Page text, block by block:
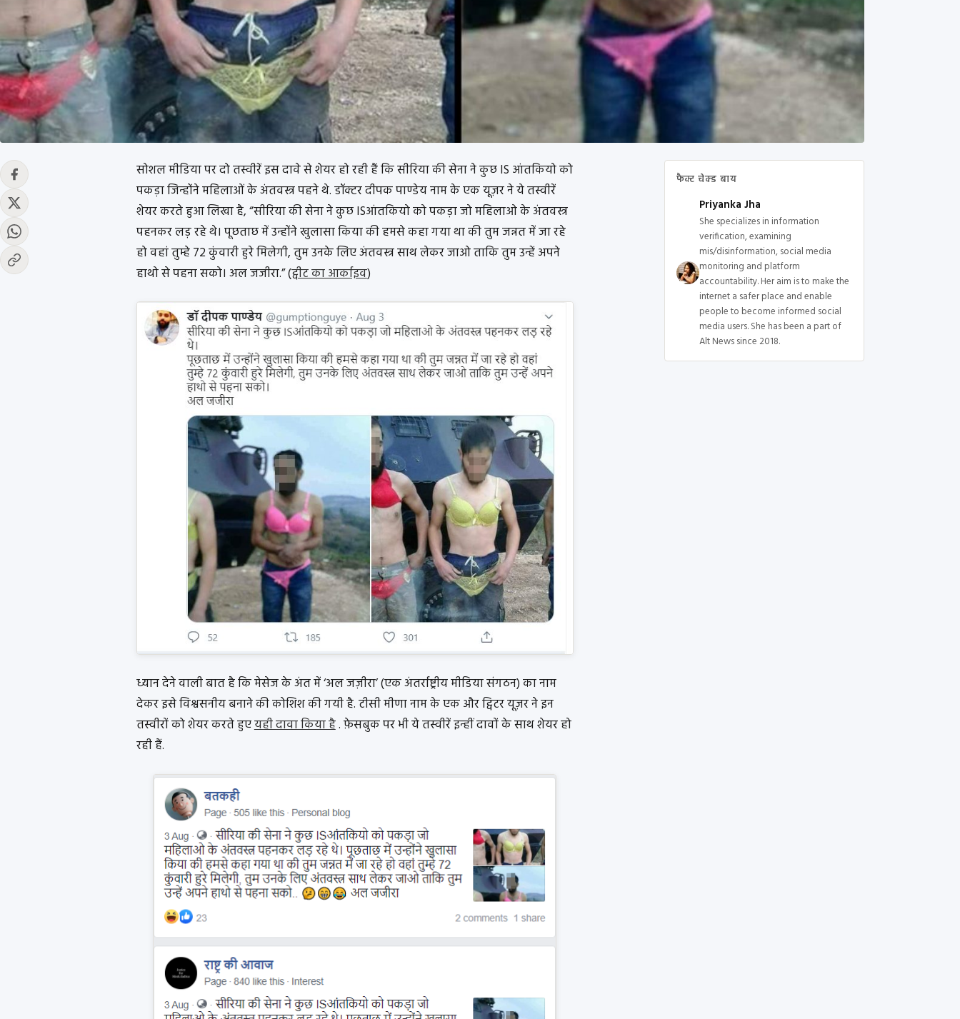
सोशल मीडिया पर दो तस्वीरें इस दावे से शेयर हो रही हैं कि सीरिया की सेना ने कुछ IS आंतकियो को
पकड़ा जिन्होंने महिलाओं के अंतवस्त्र पहने थे. डॉक्टर दीपक पाण्डेय नाम के एक यूज़र ने ये तस्वीरें
शेयर करते हुआ लिखा है, “सीरिया की सेना ने कुछ ISआंतकियो को पकड़ा जो महिलाओ के अंतवस्त्र
पहनकर लड़ रहे थे। पूछताछ में उन्होंने खुलासा किया की हमसे कहा गया था की तुम जन्नत में जा रहे
हो वहां तुम्हे 72 कुंवारी हुरे मिलेगी, तुम उनके लिए अंतवस्त्र साथ लेकर जाओ ताकि तुम उन्हें अपने
हाथो से पहना सको। अल जजीरा.” (ट्वीट का आर्काइव)
ध्यान देने वाली बात है कि मेसेज के अंत में ‘अल जज़ीरा’ (एक अंतर्राष्ट्रीय मीडिया संगठन) का नाम
देकर इसे विश्वसनीय बनाने की कोशिश की गयी है. टीसी मीणा नाम के एक और ट्विटर यूज़र ने इन
तस्वीरों को शेयर करते हुएयही दावा किया है. फ़ेसबुक पर भी ये तस्वीरें इन्हीं दावों के साथ शेयर हो
रही हैं.
फैक्ट चेक्ड बाय
Priyanka Jha
She specializes in information
verification, examining
mis/disinformation, social media
monitoring and platform
accountability. Her aim is to make the
internet a safer place and enable
people to become informed social
media users. She has been a part of
Alt News since 2018.